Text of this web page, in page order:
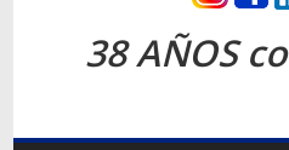
Revista
38 AÑOS